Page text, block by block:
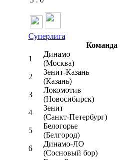
Суперлига
Команда
1
Динамо
(Москва)
2
Зенит-Казань
(Казань)
3
Локомотив
(Новосибирск)
4
Зенит
(Санкт-Петербург)
5
Белогорье
(Белгород)
6
Динамо-ЛО
(Сосновый бор)